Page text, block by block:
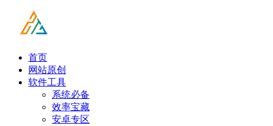
首页
网站原创
软件工具
系统必备
效率宝藏
安卓专区